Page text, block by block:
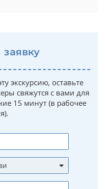
заявку
экскурсию, оставьте
свяжутся с вами для
15 минут (в рабочее